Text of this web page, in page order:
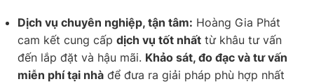
Dịch vụ chuyên nghiệp, tận tâm: Hoàng Gia Phát
cam kết cung cấp dịch vụ tốt nhất từ khâu tư vấn
đến lắp đặt và hậu mãi. Khảo sát, đo đạc và tư vấn
miễn phí tại nhà để đưa ra giải pháp phù hợp nhất